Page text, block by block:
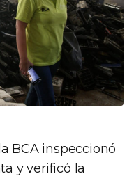
BCA inspeccionó
y verificó la